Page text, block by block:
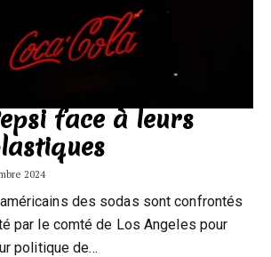
face à leurs
2024
des sodas sont confrontés
par le comté de Los Angeles pour
politique de…